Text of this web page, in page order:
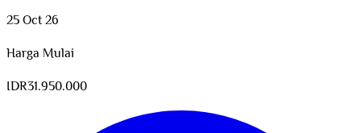
25 Oct 26
Harga Mulai
IDR31.950.000